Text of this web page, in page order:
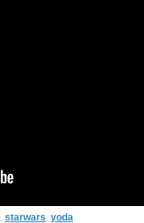
, starwars, yoda